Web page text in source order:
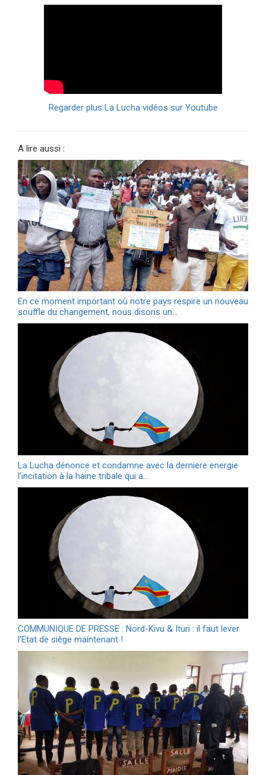
Regarder plus La Lucha vidéos sur Youtube
A lire aussi :
En ce moment important où notre pays respire un nouveau
souffle du changement, nous disons un…
La Lucha dénonce et condamne avec la derniere energie
l’incitation à la haine tribale qui a…
COMMUNIQUE DE PRESSE : Nord-Kivu & Ituri : il faut lever
l’Etat de siège maintenant !